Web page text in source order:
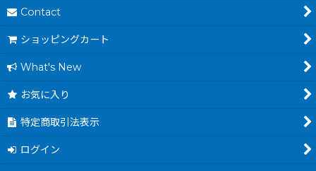
Contact
ショッピングカート
What's New
お気に入り
特定商取引法表示
ログイン